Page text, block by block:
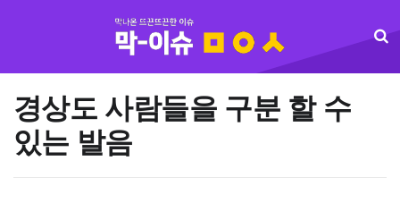
경상도 사람들을 구분 할 수
있는 발음